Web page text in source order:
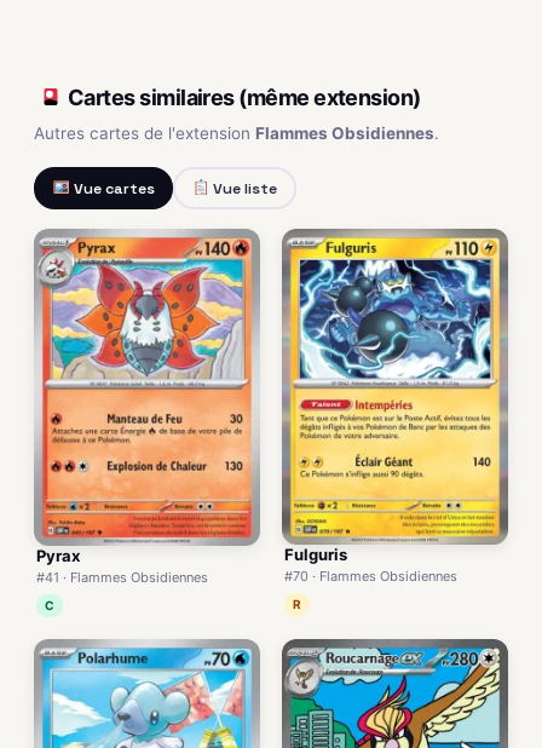
Cartes similaires (même extension)
Autres cartes de l'extension Flammes Obsidiennes.
Vue cartes Vue liste
Pyrax
#41 · Flammes Obsidiennes
C
Fulguris
#70 · Flammes Obsidiennes
R